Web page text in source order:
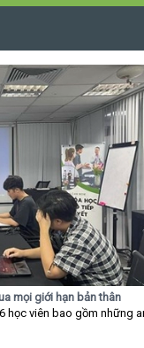
mọi giới hạn bản thân
học viên bao gồm những